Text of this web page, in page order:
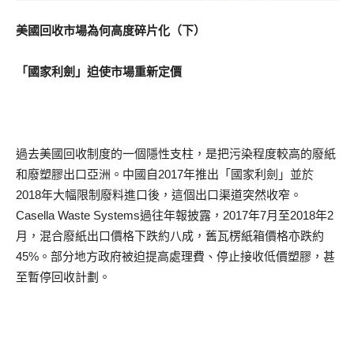
美國回收市場為何高度碎片化（下）
「國家利劍」迫使市場重新定價
過去美國回收制度的一個隱性支柱，是把污染程度較高的廢紙
和廢塑膠出口亞洲。中國自2017年推出「國家利劍」並於
2018年大幅限制廢料進口後，這個出口渠道突然收窄。
Casella Waste Systems過往年報披露，2017年7月至2018年2
月，混合廢紙出口價格下跌約八成，舊瓦楞紙箱價格亦跌約
45%。部分地方政府被迫提高處理費、停止接收低價塑膠，甚
至暫停回收計劃。